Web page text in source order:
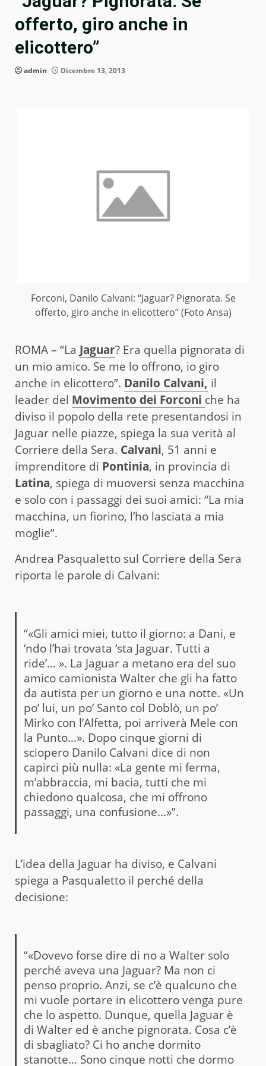
offerto, giro anche in
elicottero”
admin Dicembre 13, 2013
Forconi, Danilo Calvani: “Jaguar? Pignorata. Se
offerto, giro anche in elicottero” (Foto Ansa)
ROMA – “La Jaguar? Era quella pignorata di
un mio amico. Se me lo offrono, io giro
anche in elicottero”. Danilo Calvani, il
leader del Movimento dei Forconi che ha
diviso il popolo della rete presentandosi in
Jaguar nelle piazze, spiega la sua verità al
Corriere della Sera. Calvani, 51 anni e
imprenditore di Pontinia, in provincia di
Latina, spiega di muoversi senza macchina
e solo con i passaggi dei suoi amici: “La mia
macchina, un fiorino, l’ho lasciata a mia
moglie”.
Andrea Pasqualetto sul Corriere della Sera
riporta le parole di Calvani:
“«Gli amici miei, tutto il giorno: a Dani, e
‘ndo l’hai trovata ‘sta Jaguar. Tutti a
ride’… ». La Jaguar a metano era del suo
amico camionista Walter che gli ha fatto
da autista per un giorno e una notte. «Un
po’ lui, un po’ Santo col Doblò, un po’
Mirko con l’Alfetta, poi arriverà Mele con
la Punto…». Dopo cinque giorni di
sciopero Danilo Calvani dice di non
capirci più nulla: «La gente mi ferma,
m’abbraccia, mi bacia, tutti che mi
chiedono qualcosa, che mi offrono
passaggi, una confusione…»”.
L’idea della Jaguar ha diviso, e Calvani
spiega a Pasqualetto il perché della
decisione:
“«Dovevo forse dire di no a Walter solo
perché aveva una Jaguar? Ma non ci
penso proprio. Anzi, se c’è qualcuno che
mi vuole portare in elicottero venga pure
che lo aspetto. Dunque, quella Jaguar è
di Walter ed è anche pignorata. Cosa c’è
di sbagliato? Ci ho anche dormito
stanotte… Sono cinque notti che dormo